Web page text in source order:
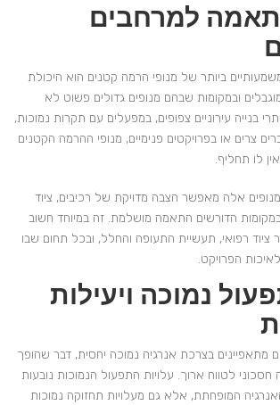
למרחבים
ביותר של מנופי הרמה קטנים הוא היכולת
ובמקומות שבהם מנופים גדולים פשוט לא
בנייה עירוניים צפופים, במפעלים עם תקרות נמוכות,
צרים או בפרויקטים פנימיים, מנופי ההרמה הקטנים
לו תחליף.
אלה מאפשר הצבה מדויקת של רכיבים, ציוד
במקומות הדורשים התאמה מושלמת. זה במיוחד חשוב
ציוד רפואי, תעשיית התעופה והחלל, ובכל תחום שבו
הפרויקט.
נמוכה ויעילות
מתאפיינים בצרכת אנרגיה נמוכה יחסית, דבר שהופך
לטווח ארוך. עלויות התפעול הנמוכות נובעות
המופחתת, אלא גם מעלויות תחזוקה נמוכות